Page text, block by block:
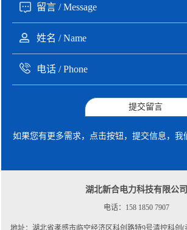
提交留言
如果您有更多需求，点击按钮，提交信息，我
湖北新合电力科技有限公司
电话：158 1850 7907
地址：湖北省孝感市临空经济区科创路特9号清控科创